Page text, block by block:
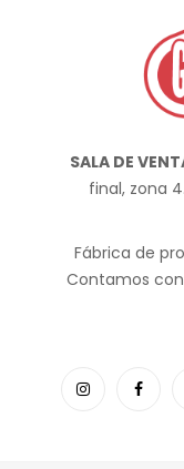
SALA DE
final, zona
Fábrica de
Contamos